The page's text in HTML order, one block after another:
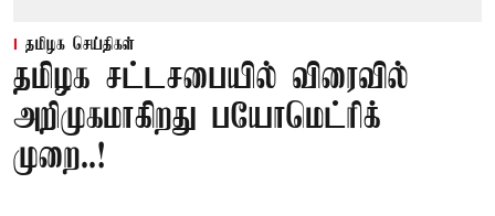
தமிழக செய்திகள்
தமிழக சட்டசபையில் விரைவில்
அறிமுகமாகிறது பயோமெட்ரிக்
முறை..!